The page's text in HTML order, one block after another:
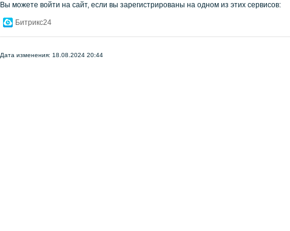
Вы можете войти на сайт, если вы зарегистрированы на одном из этих сервисов:
Битрикс24
Дата изменения: 18.08.2024 20:44